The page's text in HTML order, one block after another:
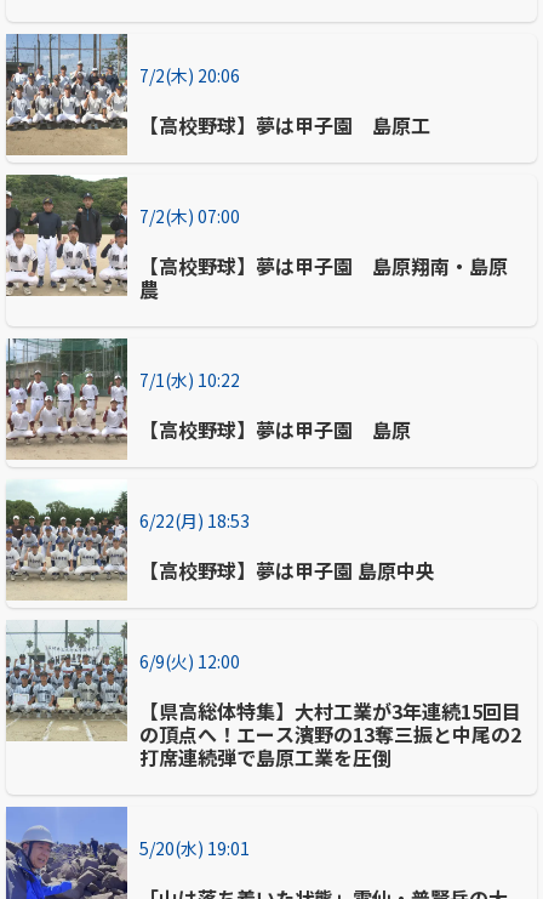
7/2(木) 20:06
【高校野球】夢は甲子園 島原工
7/2(木) 07:00
【高校野球】夢は甲子園 島原翔南・島原
農
7/1(水) 10:22
【高校野球】夢は甲子園 島原
6/22(月) 18:53
【高校野球】夢は甲子園 島原中央
6/9(火) 12:00
【県高総体特集】大村工業が3年連続15回目
の頂点へ！エース濱野の13奪三振と中尾の2
打席連続弾で島原工業を圧倒
5/20(水) 19:01